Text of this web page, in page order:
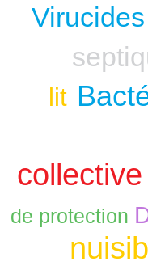
Virucides
lit
collective
de protection